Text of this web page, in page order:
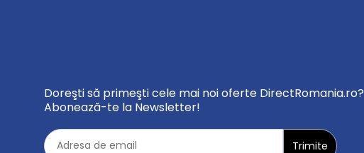
Doreşti să primeşti cele mai noi oferte DirectRomania.ro?
Abonează-te la Newsletter!